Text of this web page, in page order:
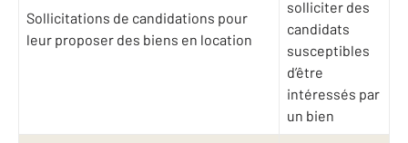
Sollicitations de candidations pour
leur proposer des biens en location
solliciter des
candidats
susceptibles
d’être
intéressés par
un bien